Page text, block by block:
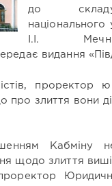
до
національного
І.І.
видання
проректор
про злиття вони
Кабміну
щодо злиття